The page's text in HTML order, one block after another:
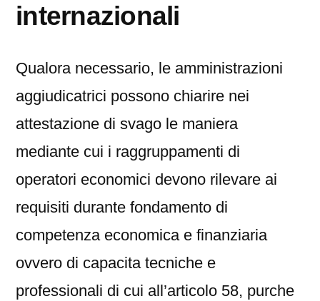
internazionali
Qualora necessario, le amministrazioni
aggiudicatrici possono chiarire nei
attestazione di svago le maniera
mediante cui i raggruppamenti di
operatori economici devono rilevare ai
requisiti durante fondamento di
competenza economica e finanziaria
ovvero di capacita tecniche e
professionali di cui all’articolo 58, purche